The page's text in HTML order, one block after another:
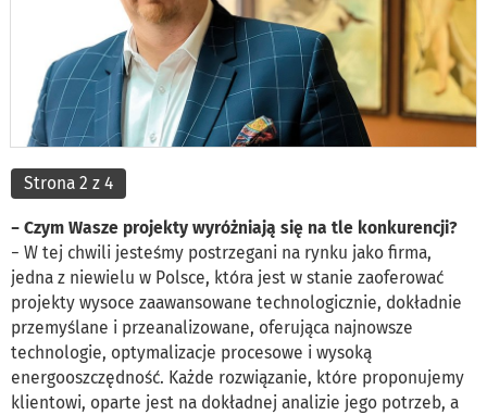
Strona 2 z 4
− Czym Wasze projekty wyróżniają się na tle konkurencji?
− W tej chwili jesteśmy postrzegani na rynku jako firma,
jedna z niewielu w Polsce, która jest w stanie zaoferować
projekty wysoce zaawansowane technologicznie, dokładnie
przemyślane i przeanalizowane, oferująca najnowsze
technologie, optymalizacje procesowe i wysoką
energooszczędność. Każde rozwiązanie, które proponujemy
klientowi, oparte jest na dokładnej analizie jego potrzeb, a